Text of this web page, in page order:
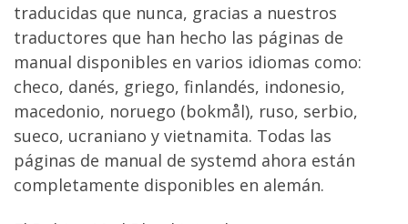
traducidas que nunca, gracias a nuestros
traductores que han hecho las páginas de
manual disponibles en varios idiomas como:
checo, danés, griego, finlandés, indonesio,
macedonio, noruego (bokmål), ruso, serbio,
sueco, ucraniano y vietnamita. Todas las
páginas de manual de systemd ahora están
completamente disponibles en alemán.